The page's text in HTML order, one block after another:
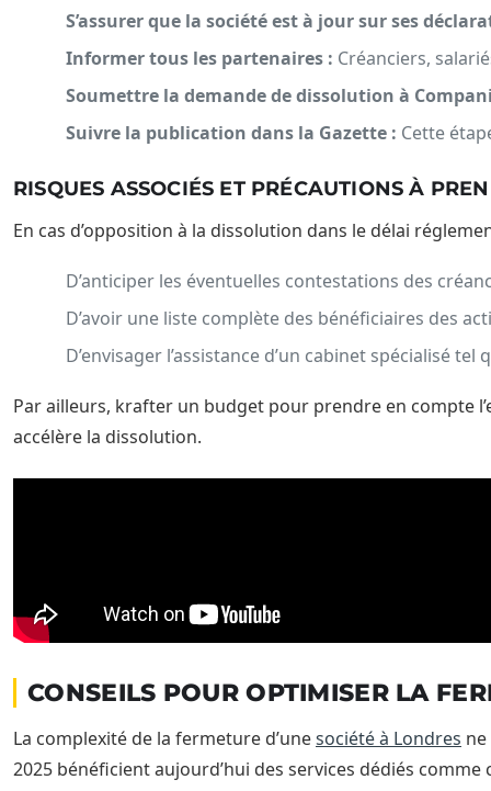
S’assurer que la société est à jour sur ses
Informer tous les partenaires : Créanciers,
Soumettre la demande de dissolution à
Suivre la publication dans la Gazette : Cette
RISQUES ASSOCIÉS ET PRÉCAUTIONS À
En cas d’opposition à la dissolution dans le délai
D’anticiper les éventuelles contestations des
D’avoir une liste complète des bénéficiaires des
D’envisager l’assistance d’un cabinet spécialisé tel
Par ailleurs, krafter un budget pour prendre en compte
accélère la dissolution.
CONSEILS POUR OPTIMISER LA
La complexité de la fermeture d’unesociété à Londres
2025 bénéficient aujourd’hui des services dédiés